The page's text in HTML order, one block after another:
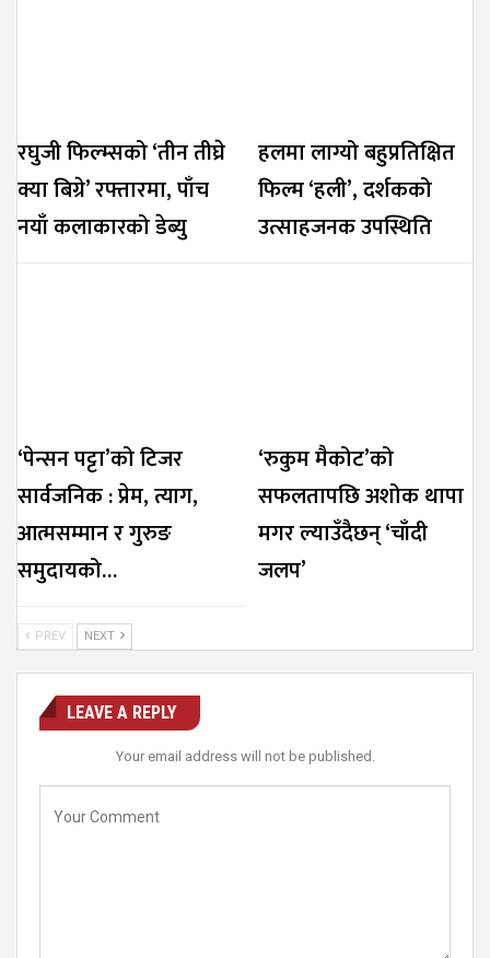
रघुजी फिल्म्सको ‘तीन तीघ्रे
क्या बिग्रे’ रफ्तारमा, पाँच
नयाँ कलाकारको डेब्यु
हलमा लाग्यो बहुप्रतिक्षित
फिल्म ‘हली’, दर्शकको
उत्साहजनक उपस्थिति
‘पेन्सन पट्टा’को टिजर
सार्वजनिक : प्रेम, त्याग,
आत्मसम्मान र गुरुङ
समुदायको…
‘रुकुम मैकोट’को
सफलतापछि अशोक थापा
मगर ल्याउँदैछन् ‘चाँदी
जलप’
PREV NEXT
LEAVE A REPLY
Your email address will not be published.